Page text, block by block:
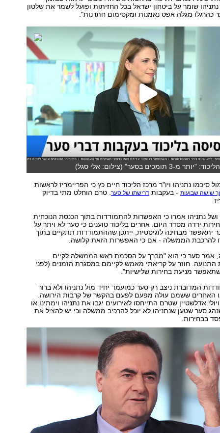
שומר על ביטחון ישראל בכל החזיתות ופועל לשמר את שלטון
כהרגלו מגלה אפס נאמנות ומקסימום חתרנות".
תומכים בסער" (צילום: אלי סגל)
סיכמו נתניהו ויו"ר מרכז הליכוד חיים כץ כי הפריימריז לראשות
שישה שבועות- בעקבות דרישתו של סער. טרם הוחלט מתי בדיוק
נתניהו אמרו כי האפשרות להתמודדות בתוך הכנסת הנוכחית
ירדה מסדר היום. אחרים בליכוד טוענים כי סער לא ויתר על
יתאפשר מבחינה לוגיסטית, ייתכן שההתמודדות תתקיים בתוך
אמר סער כי הוא "מברך על הסכמת ראש הממשלה לקיים
התנועה. חוזר על קריאתי מאמש לקיימם במסגרת הזמנים (לפני
המדוברת ניצב רק סער כמועמד יחיד מול נתניהו ולא ברור
האחרים ששמם עולה מפעם לפעם בהקשר של קרבות הירושה.
אדלשטיין שטרם התייחסו לאירועים יגבו את נתניהו וימתינו או
סער שטען שנתניהו לא יוכל להרכיב ממשלה וכי יש להציל את
בבחירות.